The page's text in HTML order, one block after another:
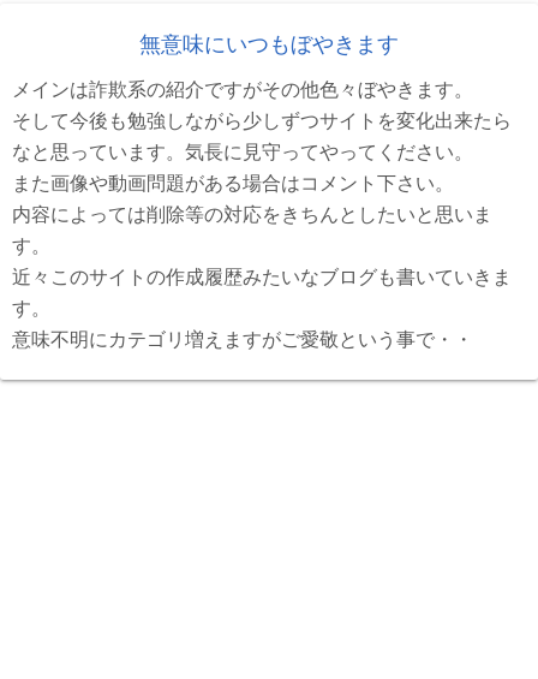
無意味にいつもぼやきます
メインは詐欺系の紹介ですがその他色々ぼやきます。
そして今後も勉強しながら少しずつサイトを変化出来たら
なと思っています。気長に見守ってやってください。
また画像や動画問題がある場合はコメント下さい。
内容によっては削除等の対応をきちんとしたいと思いま
す。
近々このサイトの作成履歴みたいなブログも書いていきま
す。
意味不明にカテゴリ増えますがご愛敬という事で・・